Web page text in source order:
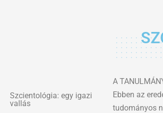
Szcientológia: egy igazi
vallás
A
Ebben az
tudományos